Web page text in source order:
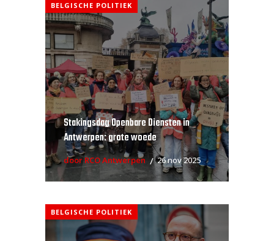
BELGISCHE POLITIEK
Stakingsdag Openbare Diensten in
Antwerpen: grote woede
door RCO Antwerpen 26 nov 2025
BELGISCHE POLITIEK